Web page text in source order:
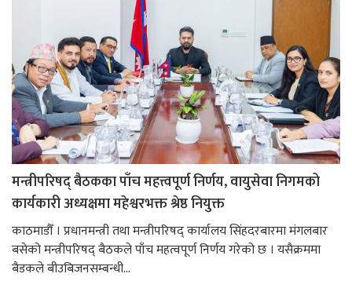
मन्त्रीपरिषद् बैठकका पाँच महत्त्वपूर्ण निर्णय, वायुसेवा निगमको
कार्यकारी अध्यक्षमा महेश्वरभक्त श्रेष्ठ नियुक्त
काठमाडौँ । प्रधानमन्त्री तथा मन्त्रीपरिषद् कार्यालय सिंहदरबारमा मंगलबार
बसेको मन्त्रीपरिषद् बैठकले पाँच महत्वपूर्ण निर्णय गरेको छ । यसैक्रममा
बैडकले बीउबिजनसम्बन्धी...